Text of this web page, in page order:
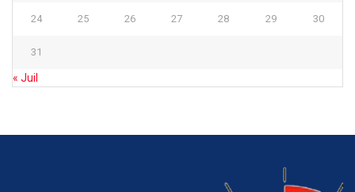
24 25 26 27 28 29 30
31
« Juil